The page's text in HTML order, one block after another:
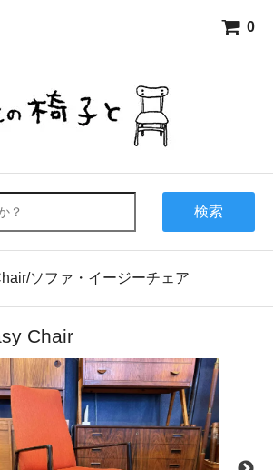
0
検索
ソファ・イージーチェア
Chair